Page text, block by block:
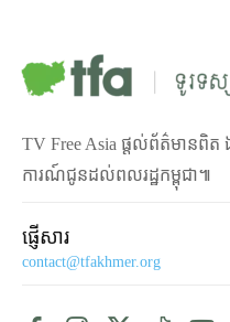
TV Free Asia ផ្ដល់ព័ត៌មានពិត ឯ
ការណ៍ជូនដល់ពលរដ្ឋកម្ពុជា៕
ផ្ញើសារ
contact@tfakhmer.org